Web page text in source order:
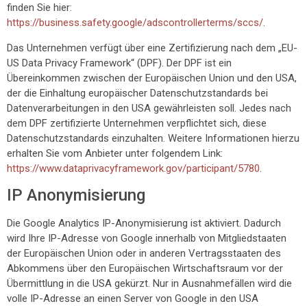
finden Sie hier:
https://business.safety.google/adscontrollerterms/sccs/.
Das Unternehmen verfügt über eine Zertifizierung nach dem „EU-
US Data Privacy Framework“ (DPF). Der DPF ist ein
Übereinkommen zwischen der Europäischen Union und den USA,
der die Einhaltung europäischer Datenschutzstandards bei
Datenverarbeitungen in den USA gewährleisten soll. Jedes nach
dem DPF zertifizierte Unternehmen verpflichtet sich, diese
Datenschutzstandards einzuhalten. Weitere Informationen hierzu
erhalten Sie vom Anbieter unter folgendem Link:
https://www.dataprivacyframework.gov/participant/5780.
IP Anonymisierung
Die Google Analytics IP-Anonymisierung ist aktiviert. Dadurch
wird Ihre IP-Adresse von Google innerhalb von Mitgliedstaaten
der Europäischen Union oder in anderen Vertragsstaaten des
Abkommens über den Europäischen Wirtschaftsraum vor der
Übermittlung in die USA gekürzt. Nur in Ausnahmefällen wird die
volle IP-Adresse an einen Server von Google in den USA